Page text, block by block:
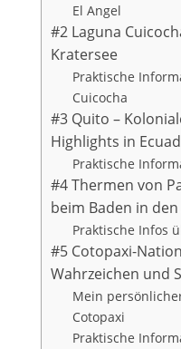
El Angel
#2 Laguna
Kratersee
Praktische
Cuicocha
#3 Quito –
Highlights in
Praktische
#4 Thermen von
beim Baden in
Praktische Infos
#5 Cotopaxi-
Wahrzeichen und
Mein
Cotopaxi
Praktische